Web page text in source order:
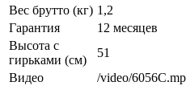
Вес брутто (кг) 1,2
Гарантия
12 месяцев
Высота с
гирьками (см)
51
Видео
/video/